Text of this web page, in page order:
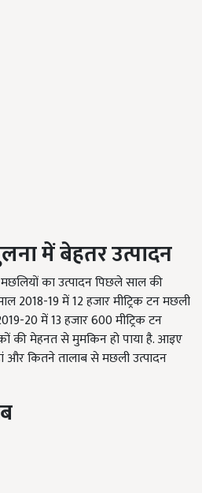
में बेहतर उत्पादन
मछलियों का उत्पादन पिछले साल की
2018-19 में 12 हजार मीट्रिक टन मछली
20 में 13 हजार 600 मीट्रिक टन
की मेहनत से मुमकिन हो पाया है. आइए
कितने तालाब से मछली उत्पादन